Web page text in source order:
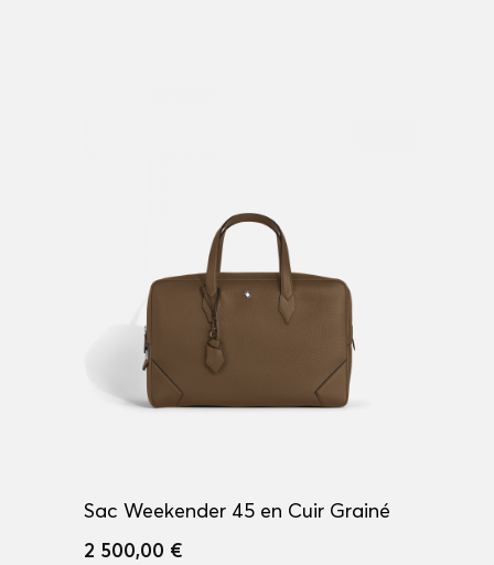
Sac Weekender 45 en Cuir Grainé
2 500,00 €